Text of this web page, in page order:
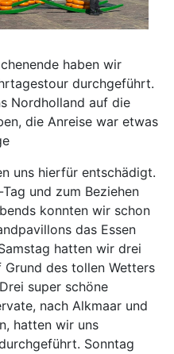
haben wir
durchgeführt.
Nordholland auf die
die Anreise war etwas
uns hierfür entschädigt.
und zum Beziehen
konnten wir schon
das Essen
hatten wir drei
des tollen Wetters
super schöne
nach Alkmaar und
hatten wir uns
Sonntag